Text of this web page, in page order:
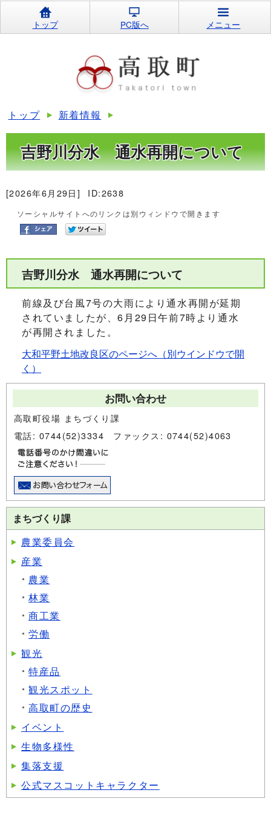
トップ PC版へ メニュー
トップ 新着情報
吉野川分水 通水再開について
[2026年6月29日] ID:2638
ソーシャルサイトへのリンクは別ウィンドウで開きます
吉野川分水 通水再開について
前線及び台風7号の大雨により通水再開が延期
されていましたが、6月29日午前7時より通水
が再開されました。
大和平野土地改良区のページへ （別ウインドウで開
く）
お問い合わせ
高取町役場 まちづくり課
電話: 0744(52)3334 ファックス: 0744(52)4063
まちづくり課
農業委員会
産業
農業
林業
商工業
労働
観光
特産品
観光スポット
高取町の歴史
イベント
生物多様性
集落支援
公式マスコットキャラクター